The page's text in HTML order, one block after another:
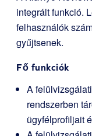
integrált funkció.
felhasználók
gyűjtsenek.
Fő funkciók
A
rendszerben
ügyfélprofiljait